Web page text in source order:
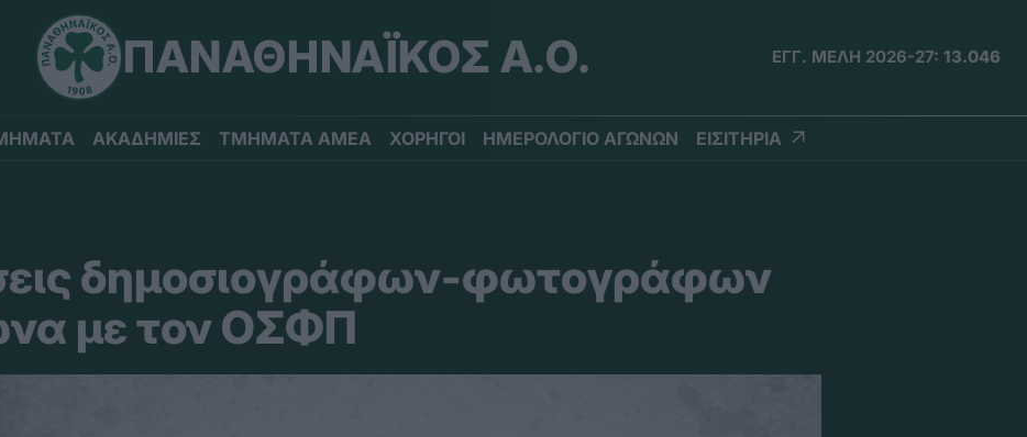
ΠΑΝΑΘΗΝΑΪΚΟΣ Α.Ο. ΕΓΓ. ΜΕΛΗ 2026-27: 13.046
ΑΚΑΔΗΜΙΕΣ ΤΜΗΜΑΤΑ ΑΜΕΑ ΧΟΡΗΓΟΙ ΗΜΕΡΟΛΟΓΙΟ ΑΓΩΝΩΝ ΕΙΣΙΤΗΡΙΑ
δημοσιογράφων-φωτογράφων
με τον ΟΣΦΠ